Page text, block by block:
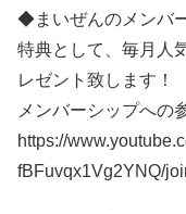
◆まいぜんのメンバ
特典として、毎月人
レゼント致します！
メンバーシップへの
https://
fBFuvqx1Vg2YNQ/